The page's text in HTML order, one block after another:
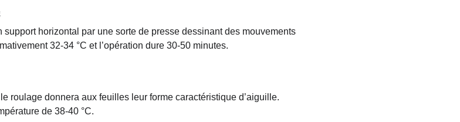
horizontal par une sorte de presse dessinant des mouvements
32-34 °C et l’opération dure 30-50 minutes.
roulage donnera aux feuilles leur forme caractéristique d’aiguille.
de 38-40 °C.